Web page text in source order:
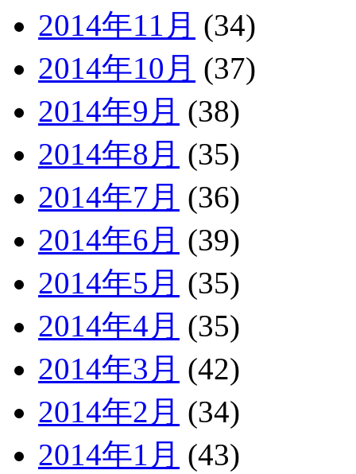
2014年11月 (34)
2014年10月 (37)
2014年9月 (38)
2014年8月 (35)
2014年7月 (36)
2014年6月 (39)
2014年5月 (35)
2014年4月 (35)
2014年3月 (42)
2014年2月 (34)
2014年1月 (43)